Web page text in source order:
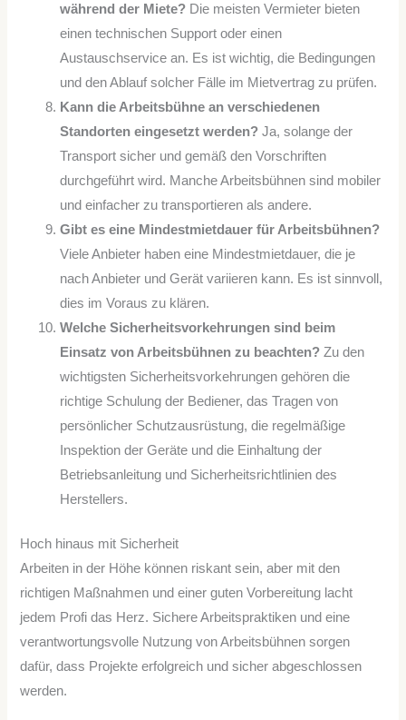
während der Miete? Die meisten Vermieter bieten
einen technischen Support oder einen
Austauschservice an. Es ist wichtig, die Bedingungen
und den Ablauf solcher Fälle im Mietvertrag zu prüfen.
Kann die Arbeitsbühne an verschiedenen
Standorten eingesetzt werden? Ja, solange der
Transport sicher und gemäß den Vorschriften
durchgeführt wird. Manche Arbeitsbühnen sind mobiler
und einfacher zu transportieren als andere.
Gibt es eine Mindestmietdauer für Arbeitsbühnen?
Viele Anbieter haben eine Mindestmietdauer, die je
nach Anbieter und Gerät variieren kann. Es ist sinnvoll,
dies im Voraus zu klären.
Welche Sicherheitsvorkehrungen sind beim
Einsatz von Arbeitsbühnen zu beachten? Zu den
wichtigsten Sicherheitsvorkehrungen gehören die
richtige Schulung der Bediener, das Tragen von
persönlicher Schutzausrüstung, die regelmäßige
Inspektion der Geräte und die Einhaltung der
Betriebsanleitung und Sicherheitsrichtlinien des
Herstellers.
Hoch hinaus mit Sicherheit
Arbeiten in der Höhe können riskant sein, aber mit den
richtigen Maßnahmen und einer guten Vorbereitung lacht
jedem Profi das Herz. Sichere Arbeitspraktiken und eine
verantwortungsvolle Nutzung von Arbeitsbühnen sorgen
dafür, dass Projekte erfolgreich und sicher abgeschlossen
werden.